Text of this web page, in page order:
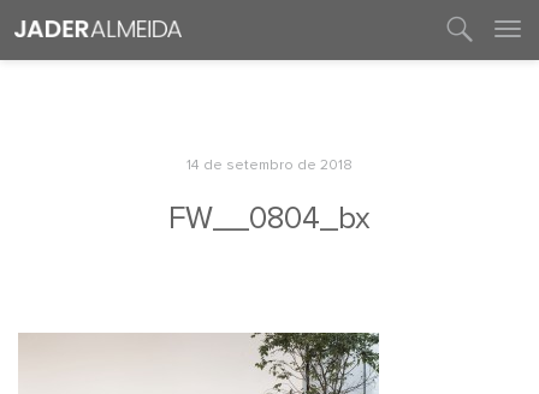
14 de setembro de 2018
FW__0804_bx